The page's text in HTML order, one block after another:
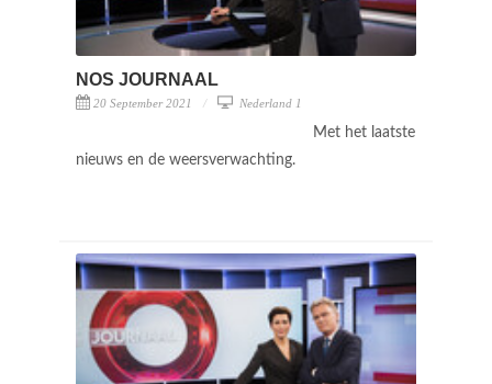
NOS JOURNAAL
20 September 2021 Nederland 1
Met het laatste
nieuws en de weersverwachting.